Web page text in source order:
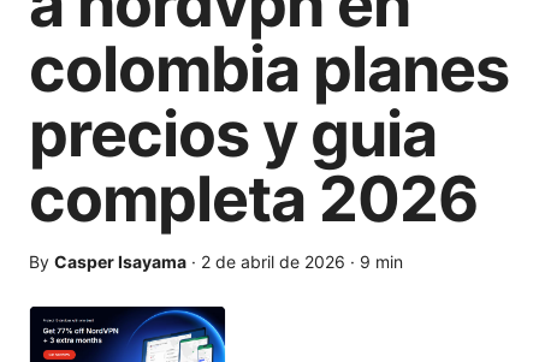
colombia planes
precios y guia
completa 2026
By Casper Isayama · 2 de abril de 2026 · 9 min